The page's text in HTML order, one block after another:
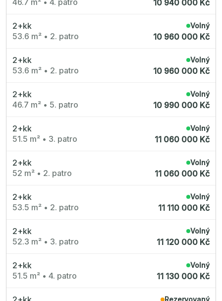
10 940 000 Kč
2+kk
53.6 m² • 2. patro
Volný
10 960 000 Kč
2+kk
53.6 m² • 2. patro
Volný
10 960 000 Kč
2+kk
46.7 m² • 5. patro
Volný
10 990 000 Kč
2+kk
51.5 m² • 3. patro
Volný
11 060 000 Kč
2+kk
52 m² • 2. patro
Volný
11 060 000 Kč
2+kk
53.5 m² • 2. patro
Volný
11 110 000 Kč
2+kk
52.3 m² • 3. patro
Volný
11 120 000 Kč
2+kk
51.5 m² • 4. patro
Volný
11 130 000 Kč
Rezervovaný
Nový byt 5+kk - Villa Chuchle
Nový byt 3+kk - VARTA
Bělehradská 29
Slavíkova 6
Střížkovský dvůr
Rezidence Cikorka
Polská 52
PORTTI Kladno II
Linea Pura